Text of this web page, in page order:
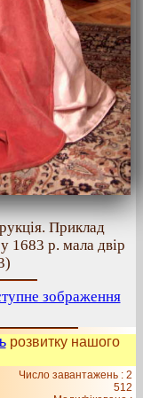
Приклад
1683 р. мала двір
зображення
розвитку нашого
Число завантажень : 2
512